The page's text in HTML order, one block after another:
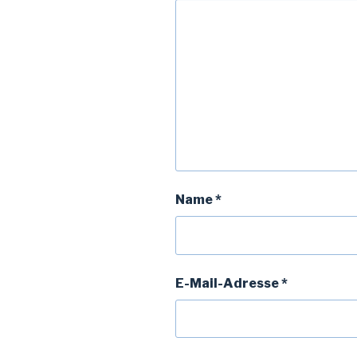
Name*
E-Mail-Adresse*